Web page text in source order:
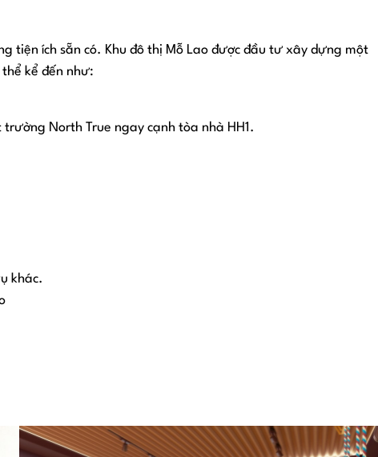
tiện ích sẵn có. Khu đô thị Mỗ Lao được đầu tư xây dựng một
kể đến như:
North True ngay cạnh tòa nhà HH1.
khác.